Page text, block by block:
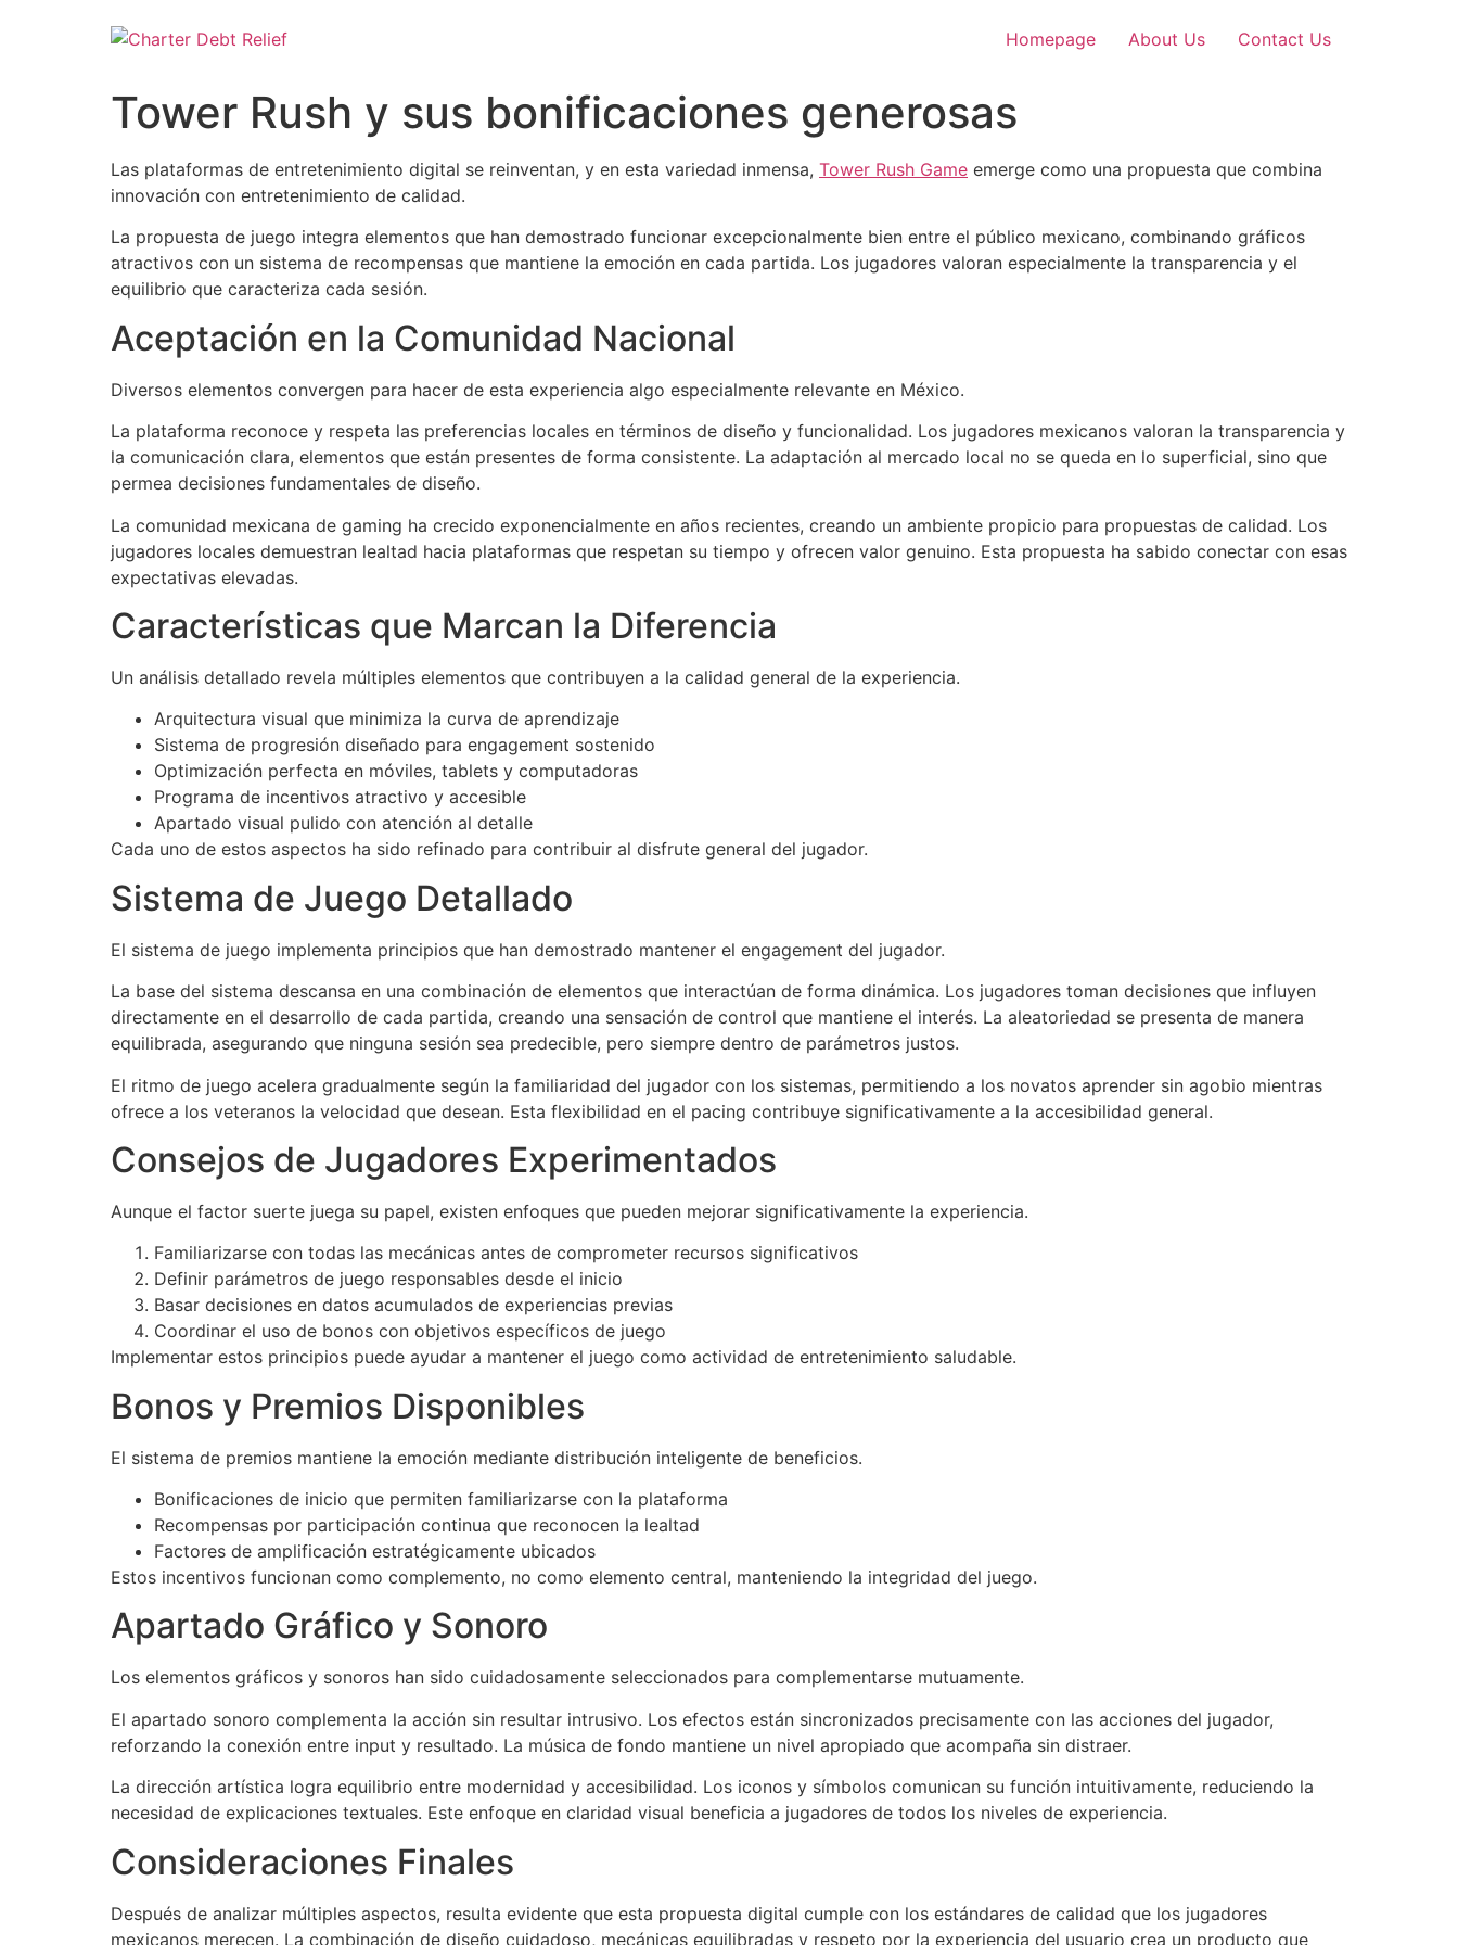
Homepage About Us Contact Us
Tower Rush y sus bonificaciones generosas
Las plataformas de entretenimiento digital se reinventan, y en esta variedad inmensa, Tower Rush Game emerge como una propuesta que combina
innovación con entretenimiento de calidad.
La propuesta de juego integra elementos que han demostrado funcionar excepcionalmente bien entre el público mexicano, combinando gráficos
atractivos con un sistema de recompensas que mantiene la emoción en cada partida. Los jugadores valoran especialmente la transparencia y el
equilibrio que caracteriza cada sesión.
Aceptación en la Comunidad Nacional
Diversos elementos convergen para hacer de esta experiencia algo especialmente relevante en México.
La plataforma reconoce y respeta las preferencias locales en términos de diseño y funcionalidad. Los jugadores mexicanos valoran la transparencia y
la comunicación clara, elementos que están presentes de forma consistente. La adaptación al mercado local no se queda en lo superficial, sino que
permea decisiones fundamentales de diseño.
La comunidad mexicana de gaming ha crecido exponencialmente en años recientes, creando un ambiente propicio para propuestas de calidad. Los
jugadores locales demuestran lealtad hacia plataformas que respetan su tiempo y ofrecen valor genuino. Esta propuesta ha sabido conectar con esas
expectativas elevadas.
Características que Marcan la Diferencia
Un análisis detallado revela múltiples elementos que contribuyen a la calidad general de la experiencia.
Arquitectura visual que minimiza la curva de aprendizaje
Sistema de progresión diseñado para engagement sostenido
Optimización perfecta en móviles, tablets y computadoras
Programa de incentivos atractivo y accesible
Apartado visual pulido con atención al detalle
Cada uno de estos aspectos ha sido refinado para contribuir al disfrute general del jugador.
Sistema de Juego Detallado
El sistema de juego implementa principios que han demostrado mantener el engagement del jugador.
La base del sistema descansa en una combinación de elementos que interactúan de forma dinámica. Los jugadores toman decisiones que influyen
directamente en el desarrollo de cada partida, creando una sensación de control que mantiene el interés. La aleatoriedad se presenta de manera
equilibrada, asegurando que ninguna sesión sea predecible, pero siempre dentro de parámetros justos.
El ritmo de juego acelera gradualmente según la familiaridad del jugador con los sistemas, permitiendo a los novatos aprender sin agobio mientras
ofrece a los veteranos la velocidad que desean. Esta flexibilidad en el pacing contribuye significativamente a la accesibilidad general.
Consejos de Jugadores Experimentados
Aunque el factor suerte juega su papel, existen enfoques que pueden mejorar significativamente la experiencia.
Familiarizarse con todas las mecánicas antes de comprometer recursos significativos
Definir parámetros de juego responsables desde el inicio
Basar decisiones en datos acumulados de experiencias previas
Coordinar el uso de bonos con objetivos específicos de juego
Implementar estos principios puede ayudar a mantener el juego como actividad de entretenimiento saludable.
Bonos y Premios Disponibles
El sistema de premios mantiene la emoción mediante distribución inteligente de beneficios.
Bonificaciones de inicio que permiten familiarizarse con la plataforma
Recompensas por participación continua que reconocen la lealtad
Factores de amplificación estratégicamente ubicados
Estos incentivos funcionan como complemento, no como elemento central, manteniendo la integridad del juego.
Apartado Gráfico y Sonoro
Los elementos gráficos y sonoros han sido cuidadosamente seleccionados para complementarse mutuamente.
El apartado sonoro complementa la acción sin resultar intrusivo. Los efectos están sincronizados precisamente con las acciones del jugador,
reforzando la conexión entre input y resultado. La música de fondo mantiene un nivel apropiado que acompaña sin distraer.
La dirección artística logra equilibrio entre modernidad y accesibilidad. Los iconos y símbolos comunican su función intuitivamente, reduciendo la
necesidad de explicaciones textuales. Este enfoque en claridad visual beneficia a jugadores de todos los niveles de experiencia.
Consideraciones Finales
Después de analizar múltiples aspectos, resulta evidente que esta propuesta digital cumple con los estándares de calidad que los jugadores
mexicanos merecen. La combinación de diseño cuidadoso, mecánicas equilibradas y respeto por la experiencia del usuario crea un producto que